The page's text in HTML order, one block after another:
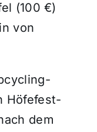
(100 €)
von
Höfefest-
dem